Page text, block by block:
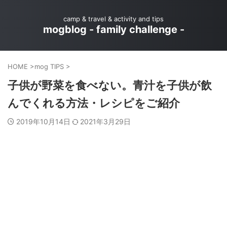
camp & travel & activity and tips
mogblog - family challenge -
HOME >mog TIPS >
子供が野菜を食べない。青汁を子供が飲
んでくれる方法・レシピをご紹介
2019年10月14日 2021年3月29日